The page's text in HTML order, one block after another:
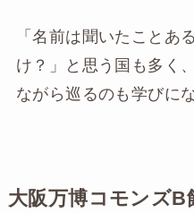
「名前は聞いたことあ
け？」と思う国も多く
ながら巡るのも学びに
大阪万博コモンズB